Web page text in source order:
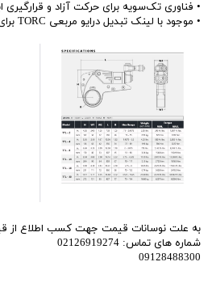
• فناوری تک‌سویه برای حرکت آزاد و قرارگیری
• موجود با لینک تبدیل درایو مربعی TORC برای استفاده با سوکت‌های شش گوش و آلن
به علت نوسانات قیمت جهت کسب اطلاع از
شماره های تماس: 02126919274
09128488300